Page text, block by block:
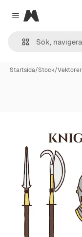
Close menu
Magnific
Startsida/Stock/Vektorer